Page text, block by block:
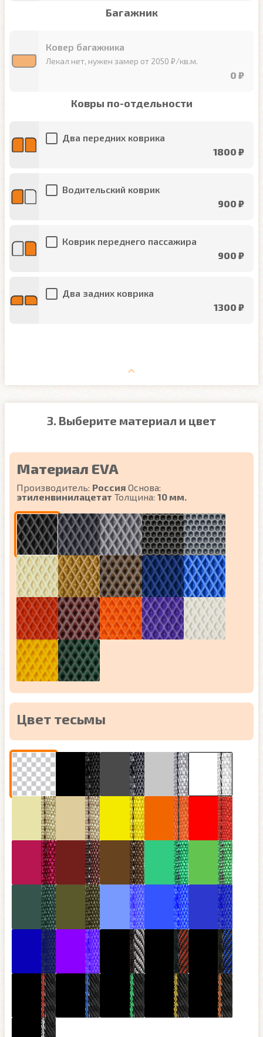
Багажник
Ковер багажника
Лекал нет, нужен замер от 2050 ₽/кв.м.
0 ₽
Ковры по-отдельности
Два передних коврика
1800 ₽
Водительский коврик
900 ₽
Коврик переднего пассажира
900 ₽
Два задних коврика
1300 ₽
3. Выберите материал и цвет
Материал EVA
Производитель: Россия Основа:
этиленвинилацетат Толщина: 10 мм.
Цвет тесьмы